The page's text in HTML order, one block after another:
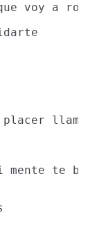
voy a
placer llama
mente te